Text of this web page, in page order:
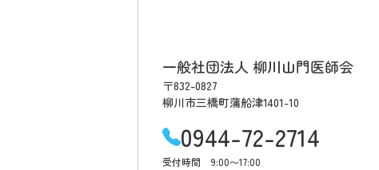
一般社団法人 柳川山門医師会
〒832-0827
柳川市三橋町蒲船津1401-10
0944-72-2714
受付時間 9:00〜17:00